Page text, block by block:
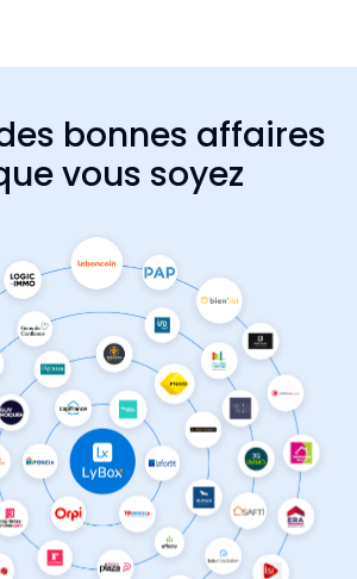
bonnes affaires
vous soyez